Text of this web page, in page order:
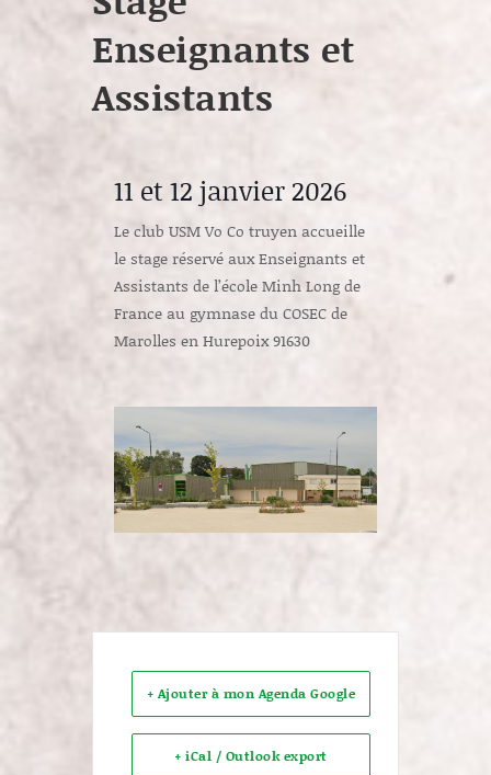
Enseignants et
Assistants
11 et 12 janvier 2026
Le club USM Vo Co truyen accueille
le stage réservé aux Enseignants et
Assistants de l’école Minh Long de
France au gymnase du COSEC de
Marolles en Hurepoix 91630
+ Ajouter à mon Agenda Google
+ iCal / Outlook export